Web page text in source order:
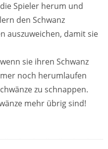
Spieler herum und
den Schwanz
auszuweichen, damit sie
sie ihren Schwanz
noch herumlaufen
zu schnappen.
mehr übrig sind!